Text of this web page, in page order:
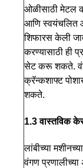
ओळीसाठी मेटल
आणि स्वयंचलित
शिफारस केली
करण्यासाठी ही
सेट करू शकते.
क्रॅन्कशाफ्ट
शकते.
1.3 वास्तविक
लांबीच्या
वंगण